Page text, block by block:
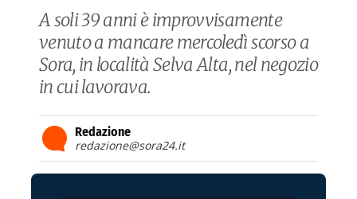
A soli 39 anni è improvvisamente
venuto a mancare mercoledì scorso a
Sora, in località Selva Alta, nel negozio
in cui lavorava.
Redazione
redazione@sora24.it